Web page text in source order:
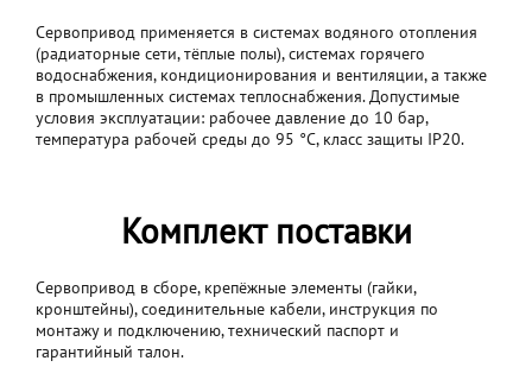
Сервопривод применяется в системах водяного отопления
(радиаторные сети, тёплые полы), системах горячего
водоснабжения, кондиционирования и вентиляции, а также
в промышленных системах теплоснабжения. Допустимые
условия эксплуатации: рабочее давление до 10 бар,
температура рабочей среды до 95 °C, класс защиты IP20.
Комплект поставки
Сервопривод в сборе, крепёжные элементы (гайки,
кронштейны), соединительные кабели, инструкция по
монтажу и подключению, технический паспорт и
гарантийный талон.